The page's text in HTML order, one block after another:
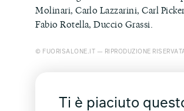
Molinari, Carlo Lazzarini, Carl
Fabio Rotella, Duccio Grassi.
© FUORISALONE.IT — RIPRODUZIONE
Ti è piaciuto